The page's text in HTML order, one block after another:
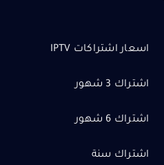
اسعار اشتراكات IPTV
اشتراك 3 شهور
اشتراك 6 شهور
اشتراك سنة